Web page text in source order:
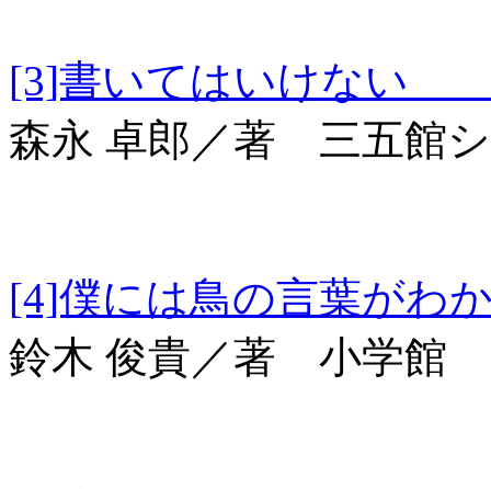
[3]書いてはいけな
森永 卓郎／著 三五館
[4]僕には鳥の言
鈴木 俊貴／著 小学館